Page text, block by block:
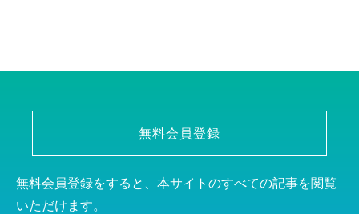
無料会員登録
無料会員登録をすると、本サイトのすべての記事を閲覧
いただけます。